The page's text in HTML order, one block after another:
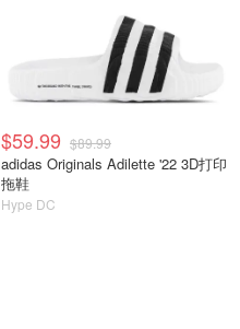
$59.99 $89.99
adidas Originals Adilette '22 3D打印
拖鞋
Hype DC